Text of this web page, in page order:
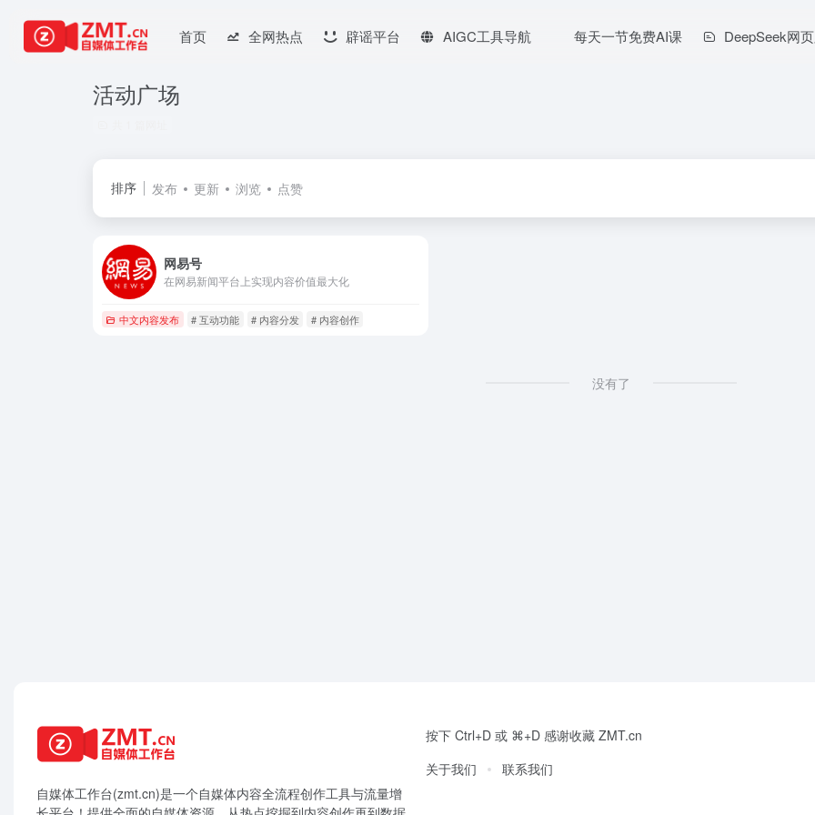
首页 全网热点 辟谣平台 AIGC工具导航 每天一节免费AI课 DeepSeek网
活动广场
排序 发布 更新 浏览 点赞
网易号
在网易新闻平台上实现内容价值最大化
中文内容发布 # 互动功能 # 内容分发 # 内容创作
没有了
自媒体工作台(zmt.cn)是一个自媒体内容全流程创作工具与流量增
按下 Ctrl+D 或 ⌘+D 感谢收藏 ZMT.cn
关于我们
联系我们